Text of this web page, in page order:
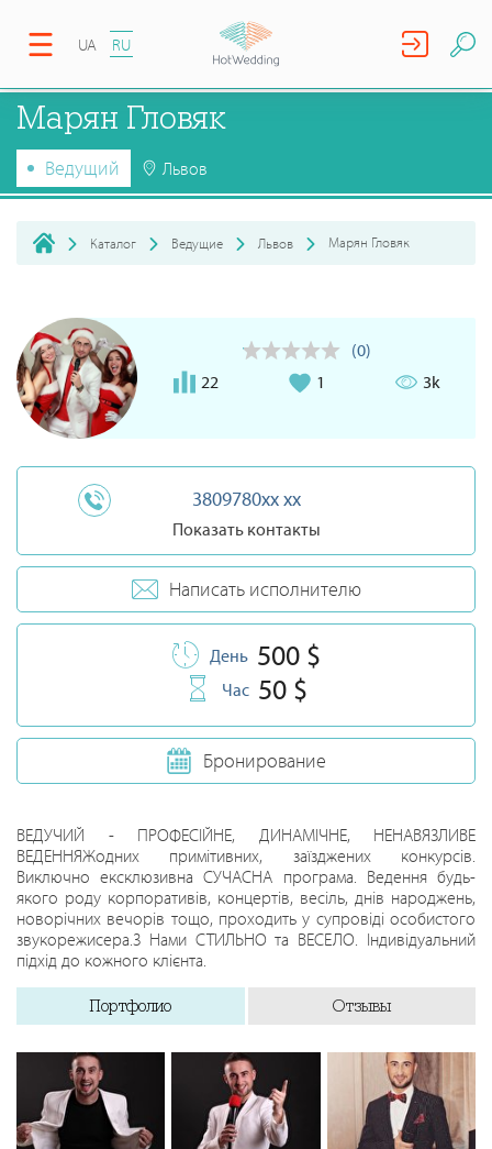
UA RU
Марян Гловяк
Ведущий Львов
Каталог Ведущие Львов Марян Гловяк
(0)
22
1 3k
3809780xx xx
Показать контакты
Написать исполнителю
День 500 $
Час 50 $
Бронирование
ВЕДУЧИЙ - ПРОФЕСІЙНЕ, ДИНАМІЧНЕ, НЕНАВЯЗЛИВЕ
ВЕДЕННЯЖодних примітивних, заїзджених конкурсів.
Виключно ексклюзивна СУЧАСНА програма. Ведення будь-
якого роду корпоративів, концертів, весіль, днів народжень,
новорічних вечорів тощо, проходить у супровіді особистого
звукорежисера.З Нами СТИЛЬНО та ВЕСЕЛО. Індивідуальний
підхід до кожного клієнта.
Портфолио Отзывы